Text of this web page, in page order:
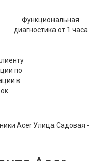
Функциональная
диагностика от 1 часа
по
в
Acer Улица Садовая -